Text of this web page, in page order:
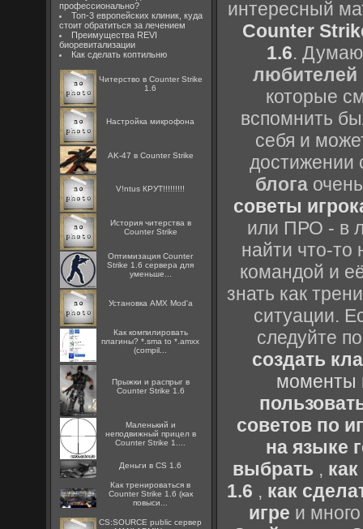
профессионально?
Топ-3 европейских клиник, куда
стоит обратиться за лечением
Преимущества REVI
биоревитализации
Как сделать коптильню
Читерство в Counter Strike
1.6
Настройка микрофона
AK-47 в Counter Strike
V!ntus КРУТ!!!!!!!!!
История читерства в
Counter Strike
Оптимизация Counter
Strike 1.6 сервера для
уменьше...
Установка AMX Mod'a
Как компилировать
плагины? *.sma to *.amxx
(compil...
Прыжки и распрыг в
Counter Strike 1.6
Маленький и
неподвижный прицел в
Counter Strike 1....
Деньги в CS 1.6
Как тренироваться в
Counter Strike 1.6 (как
повыси...
CS:SOURCE public сервер
интересный
Counter
1.6. Думаю
любителей
которые
вспомнить
себя и
достижении
блога
советы
или ПРО - в
найти что-то
командой и
знать как
ситуации.
следуйте
создать
моменты
советов по
на языке
выбрать ,
1.6 , как
игре и